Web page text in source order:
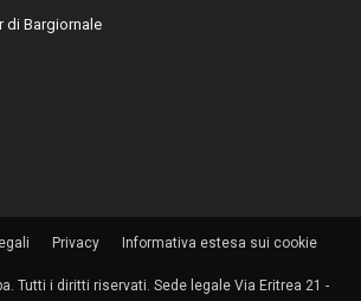
di Bargiornale
Privacy Informativa estesa sui cookie
Tutti i diritti riservati. Sede legale Via Eritrea 21 -